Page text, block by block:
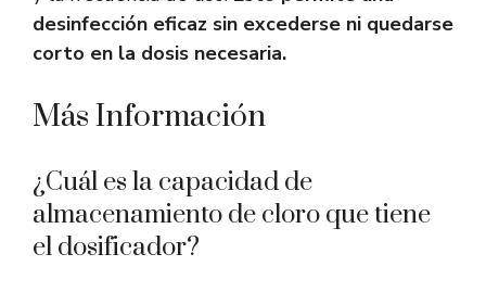
desinfección eficaz sin excederse ni quedarse
corto en la dosis necesaria.
Más Información
¿Cuál es la capacidad de
almacenamiento de cloro que tiene
el dosificador?